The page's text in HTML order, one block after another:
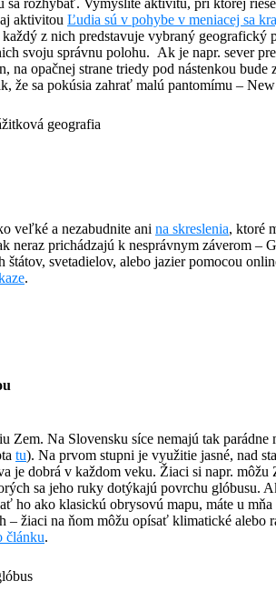
sa rozhýbať. Vymyslite aktivitu, pri ktorej
aktivitou Ľudia sú v pohybe v meniacej sa
každý z nich predstavuje vybraný
svoju správnu polohu. Ak je napr. sever
na opačnej strane triedy pod nástenkou
že sa pokúsia zahrať malú pantomímu –
veľké a nezabudnite ani na skreslenia, ktoré
neraz prichádzajú k nesprávnym záverom –
štátov, svetadielov, alebo jazier pomocou
.
Zem. Na Slovensku síce nemajú tak
tu). Na prvom stupni je využitie jasné, nad
je dobrá v každom veku. Žiaci si napr.
sa jeho ruky dotýkajú povrchu glóbusu.
ho ako klasickú obrysovú mapu, máte u
– žiaci na ňom môžu opísať klimatické alebo
článku.